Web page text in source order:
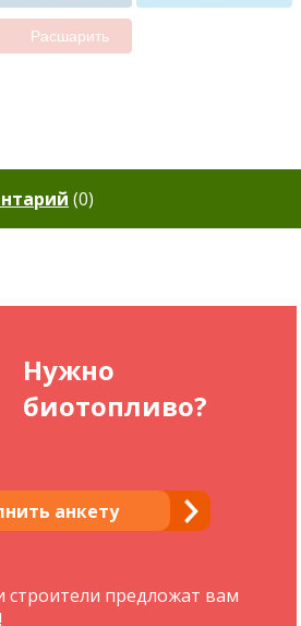
Расшарить
(0)
Нужно
биотопливо?
анкету
строители предложат вам